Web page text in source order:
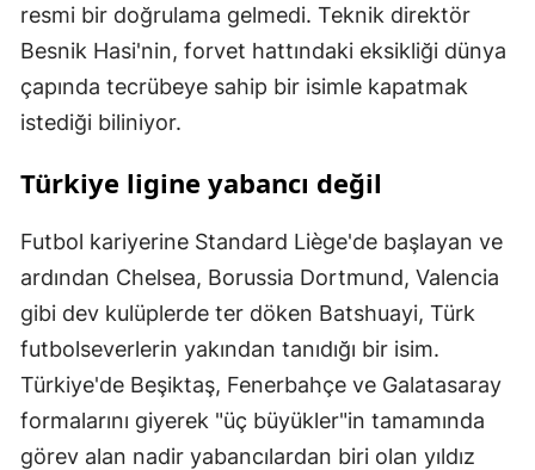
resmi bir doğrulama gelmedi. Teknik direktör
Besnik Hasi'nin, forvet hattındaki eksikliği dünya
çapında tecrübeye sahip bir isimle kapatmak
istediği biliniyor.
Türkiye ligine yabancı değil
Futbol kariyerine Standard Liège'de başlayan ve
ardından Chelsea, Borussia Dortmund, Valencia
gibi dev kulüplerde ter döken Batshuayi, Türk
futbolseverlerin yakından tanıdığı bir isim.
Türkiye'de Beşiktaş, Fenerbahçe ve Galatasaray
formalarını giyerek "üç büyükler"in tamamında
görev alan nadir yabancılardan biri olan yıldız